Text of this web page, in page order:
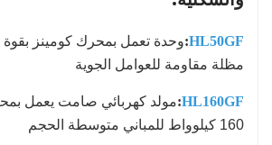
HL50GF
:
مظلة مقاومة للعوامل الجوية
HL160GF
:مولد كهربائي صامت يعمل
160 كيلوواط للمباني متوسطة الحجم